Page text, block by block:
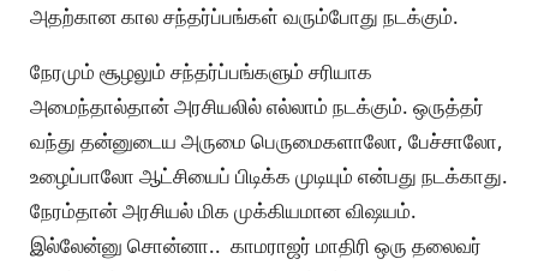
அதற்கான கால சந்தர்ப்பங்கள் வரும்போது நடக்கும்.
நேரமும் சூழலும் சந்தர்ப்பங்களும் சரியாக
அமைந்தால்தான் அரசியலில் எல்லாம் நடக்கும். ஒருத்தர்
வந்து தன்னுடைய அருமை பெருமைகளாலோ, பேச்சாலோ,
உழைப்பாலோ ஆட்சியைப் பிடிக்க முடியும் என்பது நடக்காது.
நேரம்தான் அரசியல் மிக முக்கியமான விஷயம்.
இல்லேன்னு சொன்னா.. காமராஜர் மாதிரி ஒரு தலைவர்